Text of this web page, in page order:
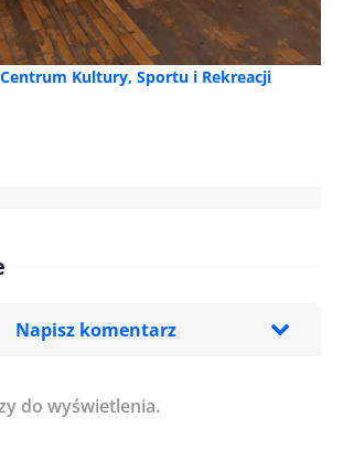
Kultury, Sportu i Rekreacji
Napisz komentarz
do wyświetlenia.